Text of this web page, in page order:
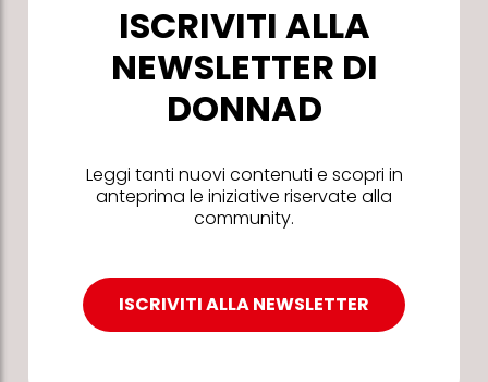
ISCRIVITI ALLA
NEWSLETTER DI
DONNAD
Leggi tanti nuovi contenuti e scopri in
anteprima le iniziative riservate alla
community.
ISCRIVITI ALLA NEWSLETTER